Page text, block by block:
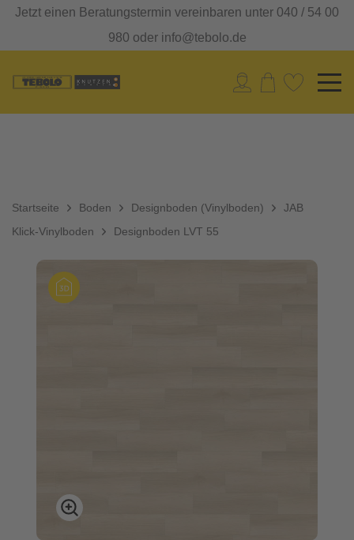
Jetzt einen Beratungstermin vereinbaren unter 040 / 54 00
980 oder info@tebolo.de
Startseite Boden
Designboden (Vinylboden)
Klick-Vinylboden
JAB
Designboden LVT 55